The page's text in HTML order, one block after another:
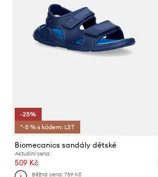
-25%
*-5 % s kódem: LST
Biomecanics sandály dětské
Aktuální cena:
509 Kč
Běžná cena:759 Kč